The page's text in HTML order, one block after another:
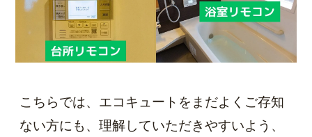
こちらでは、エコキュートをまだよくご存知
ない方にも、理解していただきやすいよう、